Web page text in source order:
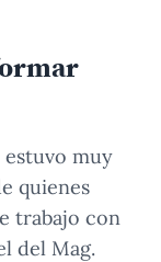
muy
quienes
trabajo con
del Mag.